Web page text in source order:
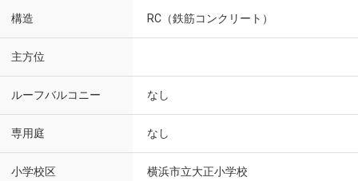
構造 RC（鉄筋コンクリート）
主方位
ルーフバルコニー なし
専用庭 なし
小学校区 横浜市立大正小学校